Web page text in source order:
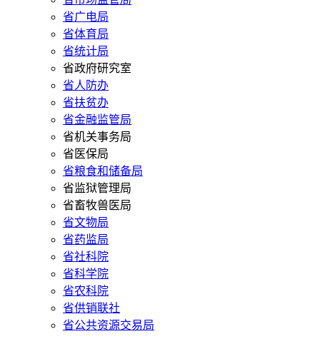
省广电局
省体育局
省统计局
省政府研究室
省人防办
省扶贫办
省金融监管局
省机关事务局
省医保局
省粮食和储备局
省监狱管理局
省畜牧兽医局
省文物局
省药监局
省社科院
省科学院
省农科院
省供销联社
省公共资源交易局